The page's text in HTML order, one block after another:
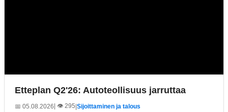
Etteplan Q2'26: Autoteollisuus jarruttaa
📅 05.08.2026| 👁️ 295 Sijoittaminen ja talous